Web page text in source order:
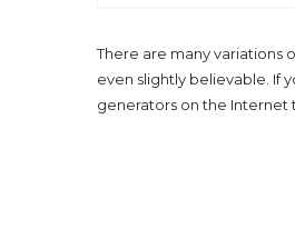
There are many variations
even slightly believable. If
generators on the Internet